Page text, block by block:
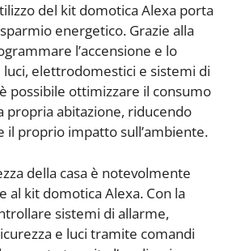
del kit domotica Alexa porta
energetico. Grazie alla
l’accensione e lo
elettrodomestici e sistemi di
possibile ottimizzare il consumo
propria abitazione, riducendo
il proprio impatto sull’ambiente.
della casa è notevolmente
al kit domotica Alexa. Con la
sistemi di allarme,
e luci tramite comandi